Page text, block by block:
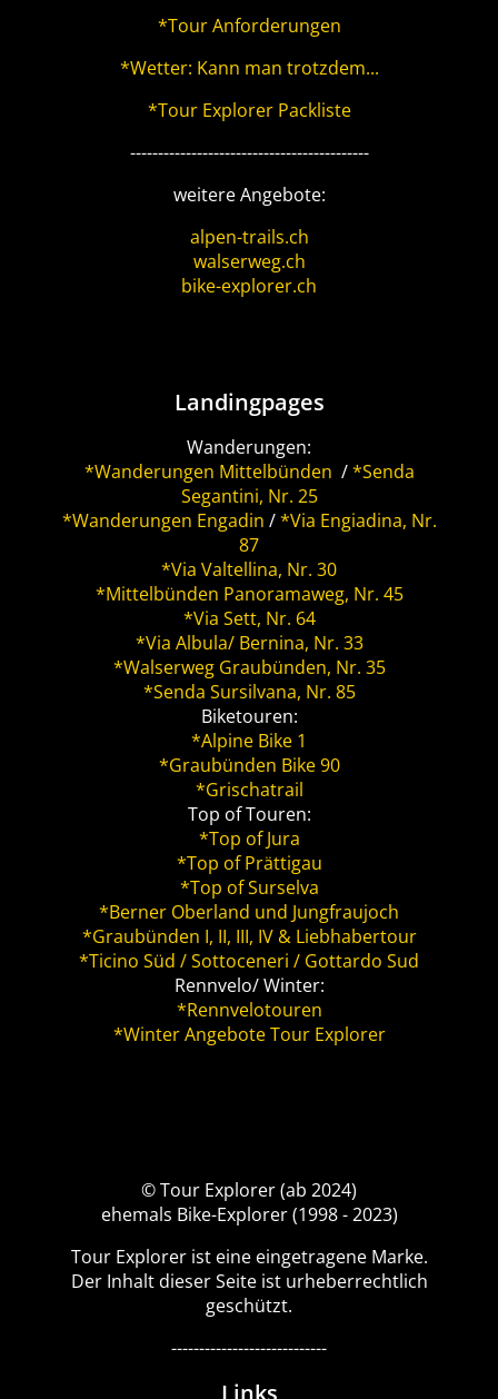
*Tour Anforderungen
*Wetter: Kann man trotzdem...
*Tour Explorer Packliste
-------------------------------------------
weitere Angebote:
alpen-trails.ch
walserweg.ch
bike-explorer.ch
Landingpages
Wanderungen:
*Wanderungen Mittelbünden /*Senda
Segantini, Nr. 25
*Wanderungen Engadin /*Via Engiadina, Nr.
87
*Via Valtellina, Nr. 30
*Mittelbünden Panoramaweg, Nr. 45
*Via Sett, Nr. 64
*Via Albula/ Bernina, Nr. 33
*Walserweg Graubünden, Nr. 35
*Senda Sursilvana, Nr. 85
Biketouren:
*Alpine Bike 1
*Graubünden Bike 90
*Grischatrail
Top of Touren:
*Top of Jura
*Top of Prättigau
*Top of Surselva
*Berner Oberland und Jungfraujoch
*Graubünden I, II, III, IV & Liebhabertour
*Ticino Süd / Sottoceneri / Gottardo Sud
Rennvelo/ Winter:
*Rennvelotouren
*Winter Angebote Tour Explorer
© Tour Explorer (ab 2024)
ehemals Bike-Explorer (1998 - 2023)
Tour Explorer ist eine eingetragene Marke.
Der Inhalt dieser Seite ist urheberrechtlich
geschützt.
----------------------------
Links